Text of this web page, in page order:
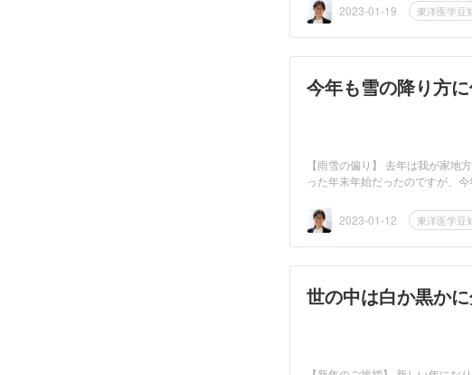
2023-01-19 東洋医学豆
今年も雪の降り方
【雨雪の偏り】 去年は我が家地
った年末年始だったのですが、
2023-01-12
東洋医学豆
世の中は白か黒か